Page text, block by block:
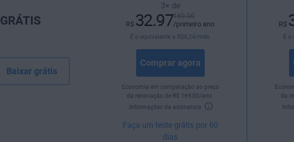
GRÁTIS
Baixar grátis
3× de
R$ 32.97169.00
/primeiro ano
É o equivalente a R$8 ,24/mês.
Comprar agora
Economia em comparação ao preço
da renovação de R$ 169,00/ano.
Informações da assinatura
Faça um teste grátis por 60
dias
R$
É o
da